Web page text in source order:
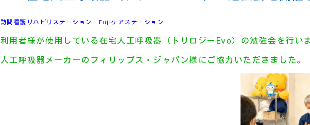
訪問看護リハビリステーションFujiケアステーション
利用者様が使用している在宅人工呼吸器（トリロジーEvo）の勉強会を行い
人工呼吸器メーカーのフィリップス・ジャパン様にご協力いただきました。